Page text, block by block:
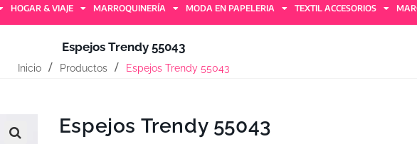
HOGAR & VIAJE MARROQUINERÍA MODA EN PAPELERIA TEXTIL ACCESORIOS
Espejos Trendy 55043
Inicio Productos Espejos Trendy 55043
Espejos Trendy 55043